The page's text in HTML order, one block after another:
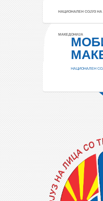
НАЦИОНАЛЕН СОЈУЗ
МАКЕДОНИЈА
НАЦИОНАЛЕН